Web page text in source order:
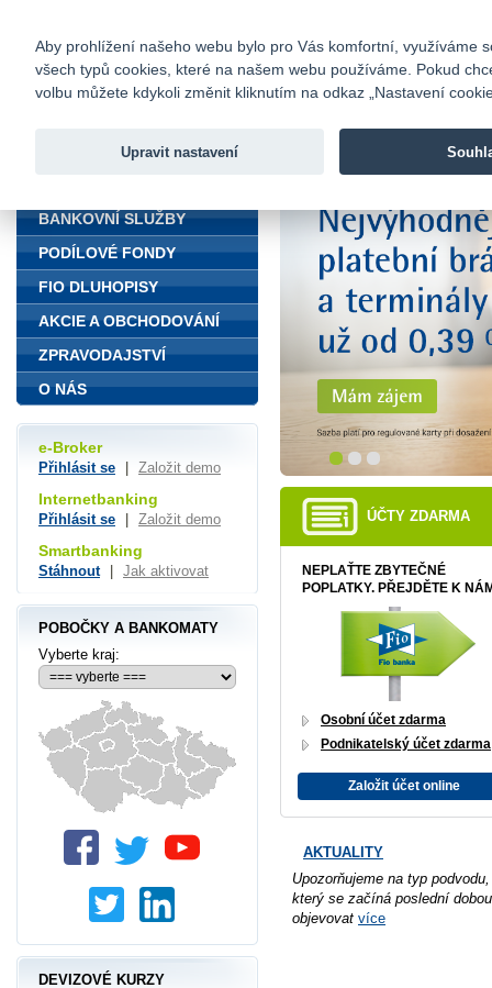
Fio banka
Fio banka
ÚČTY ZDARMA
NEPLAŤTE ZBYTEČNÉ
POPLATKY. PŘEJDĚTE K
Osobní účet zdarma
Podnikatelský účet zdarma
Založit účet online
AKTUALITY
Upozorňujeme na typ podvodu,
který se začíná poslední dobou
objevovat více
BANKOVNÍ SLUŽBY
PODÍLOVÉ FONDY
FIO DLUHOPISY
AKCIE A OBCHODOVÁNÍ
ZPRAVODAJSTVÍ
O NÁS
e-Broker
Přihlásit se Založit demo
Internetbanking
Přihlásit se Založit demo
Smartbanking
Stáhnout Jak aktivovat
POBOČKY A BANKOMATY
Vyberte kraj:
DEVIZOVÉ KURZY
Aby prohlížení našeho webu bylo pro Vás komfortní, využíváme
všech typů cookies, které na našem webu používáme. Pokud
volbu můžete kdykoli změnit kliknutím na odkaz „Nastavení
Upravit nastavení